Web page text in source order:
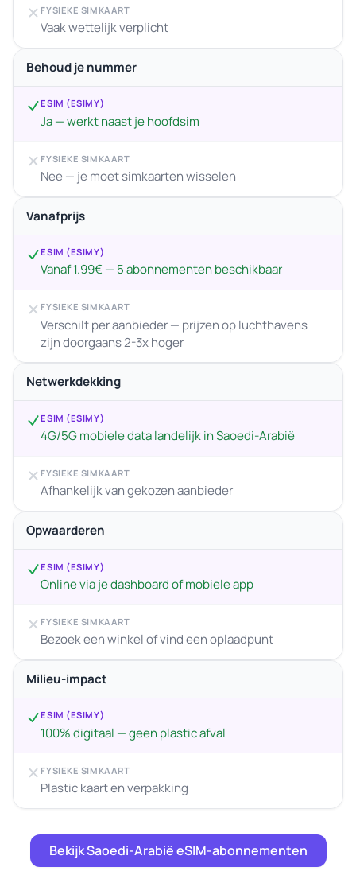
FYSIEKE SIMKAART
Vaak wettelijk verplicht
Behoud je nummer
ESIM (ESIMY)
Ja — werkt naast je hoofdsim
FYSIEKE SIMKAART
Nee — je moet simkaarten wisselen
Vanafprijs
ESIM (ESIMY)
Vanaf 1.99€ — 5 abonnementen beschikbaar
FYSIEKE SIMKAART
Verschilt per aanbieder — prijzen op luchthavens
zijn doorgaans 2-3x hoger
Netwerkdekking
ESIM (ESIMY)
4G/5G mobiele data landelijk in Saoedi-Arabië
FYSIEKE SIMKAART
Afhankelijk van gekozen aanbieder
Opwaarderen
ESIM (ESIMY)
Online via je dashboard of mobiele app
FYSIEKE SIMKAART
Bezoek een winkel of vind een oplaadpunt
Milieu-impact
ESIM (ESIMY)
100% digitaal — geen plastic afval
FYSIEKE SIMKAART
Plastic kaart en verpakking
Bekijk Saoedi-Arabië eSIM-abonnementen